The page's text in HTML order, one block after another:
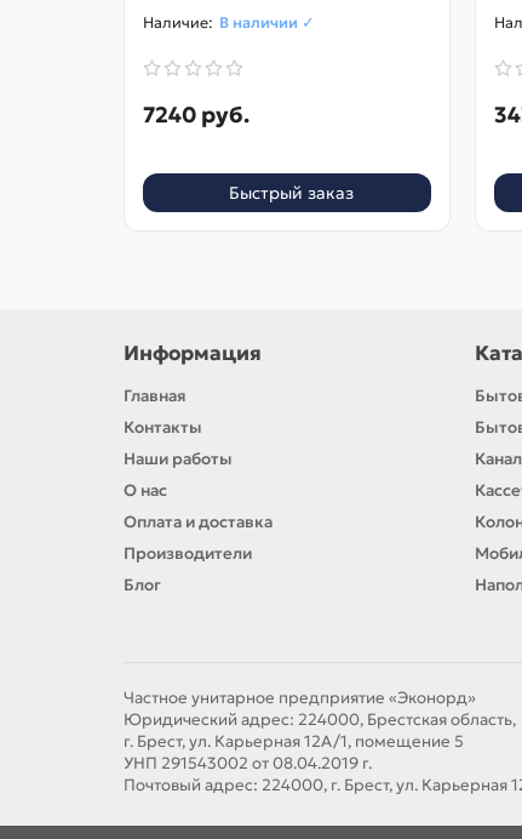
В наличии ✓
7240 руб.
Быстрый заказ
Информация
Главная
Контакты
Наши работы
О нас
Оплата и доставка
Производители
Блог
Частное унитарное предприятие «Эконорд»
Юридический адрес: 224000, Брестская область,
г. Брест, ул. Карьерная 12А/1, помещение 5
УНП 291543002 от 08.04.2019 г.
Почтовый адрес: 224000, г. Брест, ул. Карьерная